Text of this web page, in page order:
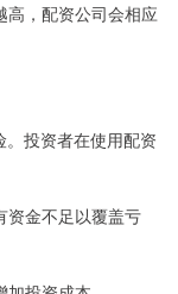
高，配资公司会相应
投资者在使用配资
资金不足以覆盖亏